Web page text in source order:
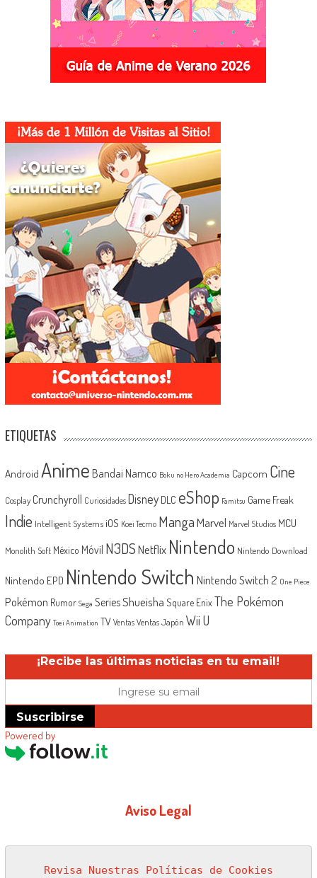
ETIQUETAS
Android Anime Bandai Namco Boku no Hero Academia Capcom Cine
Cosplay Crunchyroll Curiosidades Disney DLC eShop Famitsu Game Freak
Indie Intelligent Systems iOS Koei Tecmo MangaMarvel Marvel Studios MCU
Monolith Soft México Móvil N3DSNetflix Nintendo Nintendo Download
Nintendo EPD Nintendo Switch Nintendo Switch 2 One Piece
Pokémon Rumor Sega SeriesShueisha Square EnixThe Pokémon
Company Toei Animation TV Ventas Ventas Japón Wii U
¡Recibe las últimas noticias en tu email!
Suscribirse
Powered by
Aviso Legal
Revisa Nuestras Políticas de Cookies